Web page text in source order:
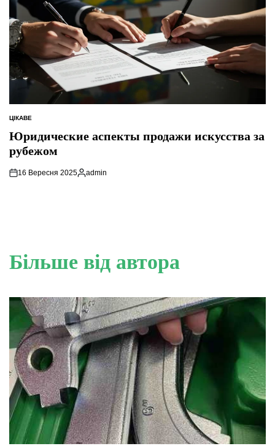
ОПУБЛІКУВАТИ
ЦІКАВЕ
Юридические аспекты продажи искусства за
рубежом
16 Вересня 2025
Опубліковано
admin
Більше від автора